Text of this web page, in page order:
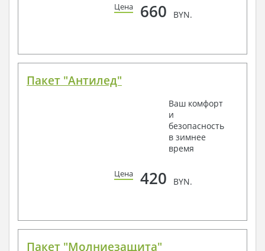
Цена 660 BYN.
Пакет "Антилед"
Ваш комфорт
и
безопасность
в зимнее
время
Цена 420 BYN.
Пакет "Молниезащита"